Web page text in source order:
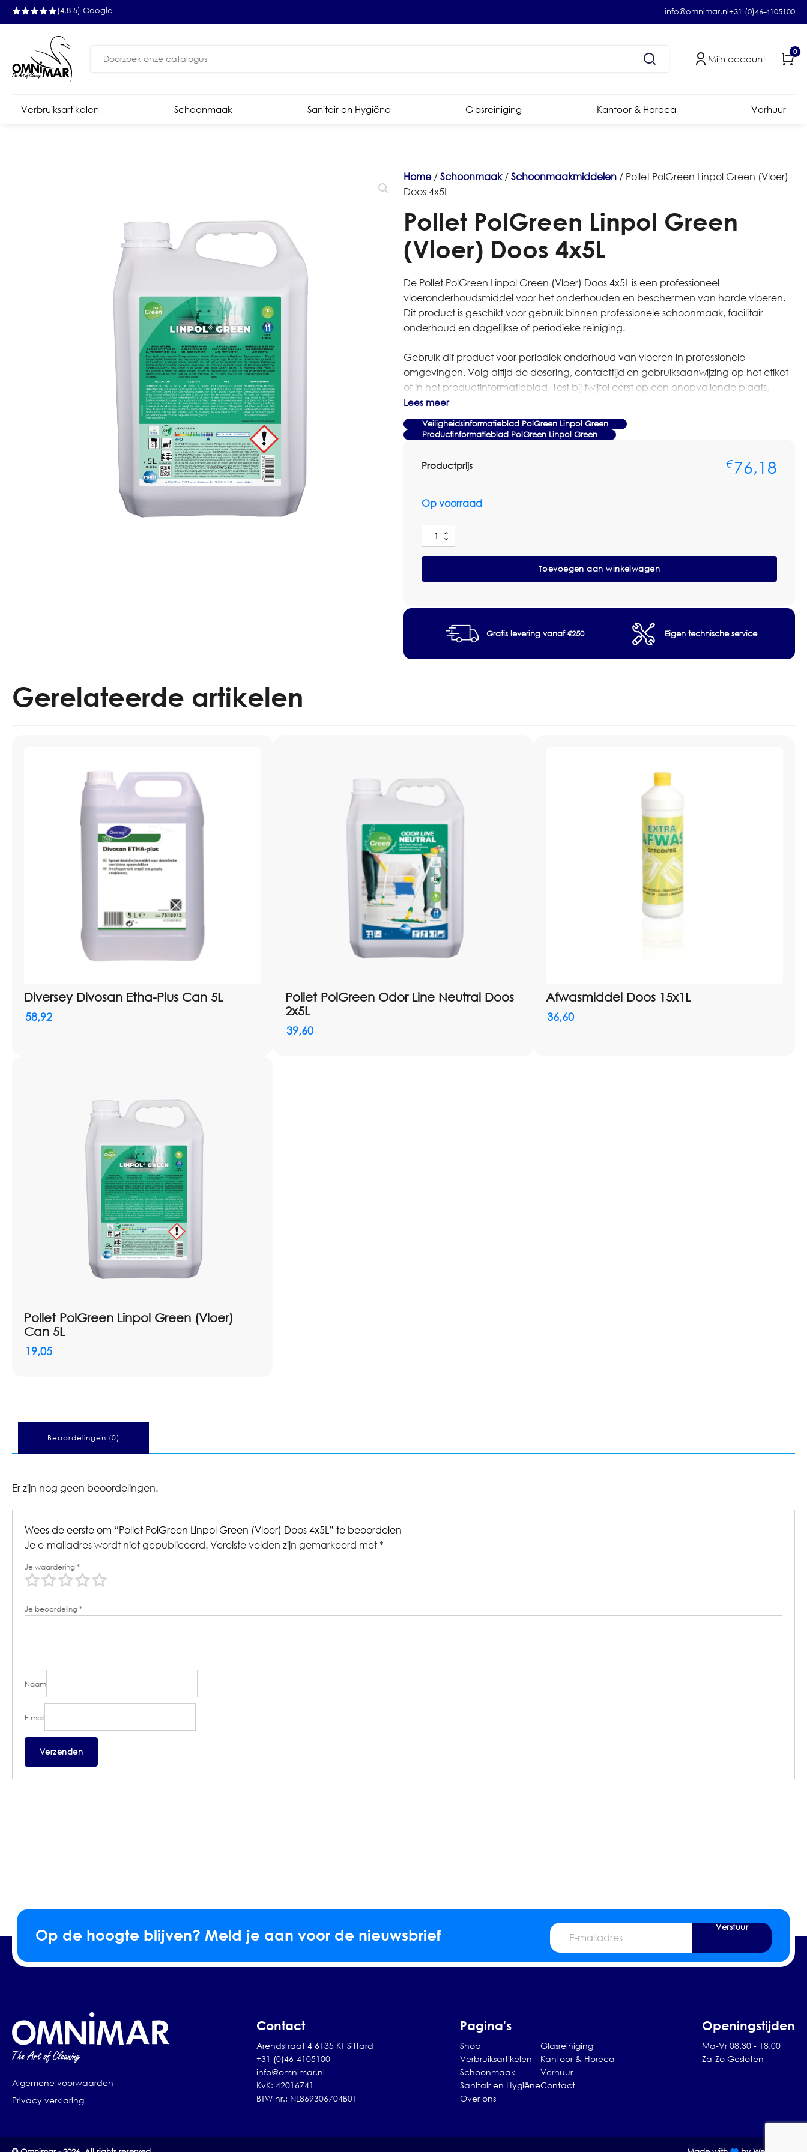
(4,8-5) Google info@omnimar.nl+31 (0)46-4105100
Zoeken
Mijn account
0
Verbruiksartikelen Schoonmaak Sanitair en Hygiëne Glasreiniging Kantoor & Horeca Verhuur
Home/Schoonmaak/Schoonmaakmiddelen / Pollet PolGreen Linpol Green (Vloer)
Doos 4x5L
Pollet PolGreen Linpol Green
(Vloer) Doos 4x5L
De Pollet PolGreen Linpol Green (Vloer) Doos 4x5L is een professioneel
vloeronderhoudsmiddel voor het onderhouden en beschermen van harde vloeren.
Dit product is geschikt voor gebruik binnen professionele schoonmaak, facilitair
onderhoud en dagelijkse of periodieke reiniging.
Gebruik dit product voor periodiek onderhoud van vloeren in professionele
omgevingen. Volg altijd de dosering, contacttijd en gebruiksaanwijzing op het etiket
of in het productinformatieblad. Test bij twijfel eerst op een onopvallende plaats,
zeker bij gevoelige vloeren of materialen.
Bestel je dit artikel in grotere aantallen of op basis van terugkerende afname? Neem
denken graag mee over aantallen, voorraadbeheer en zakelijke prijsafspraken.
veiligheidsinformatieblad.
Specificaties
vloeronderhoudsmiddel
Lees meer
Veiligheidsinformatieblad PolGreen Linpol Green
Productinformatieblad PolGreen Linpol Green
Productprijs €76,18
Op voorraad
Pollet
PolGreen
Linpol
(Vloer)
Toevoegen aan winkelwagen
Gratis levering vanaf €250 Eigen technische service
Gerelateerde artikelen
Diversey Divosan Etha-Plus Can 5L
58,92
Pollet PolGreen Odor Line Neutral Doos
2x5L
39,60
Afwasmiddel Doos 15x1L
36,60
Pollet PolGreen Linpol Green (Vloer)
Can 5L
19,05
Beoordelingen (0)
Er zijn nog geen beoordelingen.
Wees de eerste om “Pollet PolGreen Linpol Green (Vloer) Doos 4x5L” te beoordelen
Je e-mailadres wordt niet gepubliceerd.Vereiste velden zijn gemarkeerd met *
Je waardering*
Je beoordeling*
Naam
E-mail
Op de hoogte blijven? Meld je aan voor de nieuwsbrief
E-
mailadres
Verstuur
Algemene voorwaarden
Privacy verklaring
Contact
Arendstraat 4 6135 KT Sittard
+31 (0)46-4105100
info@omnimar.nl
KvK: 42016741
BTW nr.: NL869306704B01
Pagina's
Shop
Verbruiksartikelen
Schoonmaak
Sanitair en Hygiëne
Over ons
Glasreiniging
Kantoor & Horeca
Verhuur
Contact
Openingstijden
Ma-Vr 08.30 - 18.00
Za-Zo Gesloten